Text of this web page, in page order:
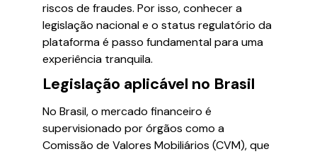
riscos de fraudes. Por isso, conhecer a
legislação nacional e o status regulatório da
plataforma é passo fundamental para uma
experiência tranquila.
Legislação aplicável no Brasil
No Brasil, o mercado financeiro é
supervisionado por órgãos como a
Comissão de Valores Mobiliários (CVM), que